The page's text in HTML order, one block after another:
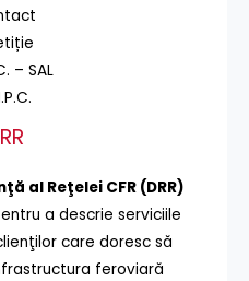
– SAL
al Reţelei CFR (DRR)
a descrie serviciile
care doresc să
feroviară